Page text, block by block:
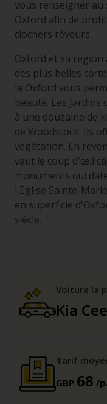
vous renseigner au
Oxford afin de
clochers rêveurs.
Oxford et sa région
des plus belles
la Oxford vous
beauté. Les
à une douzaine de
de Woodstock. Ils
végétation. En
vaut le coup d'œil
monuments qui
l'Eglise Sainte-
en superficie
siècle.
Voiture la
Kia
Tarif
GBP 68 /